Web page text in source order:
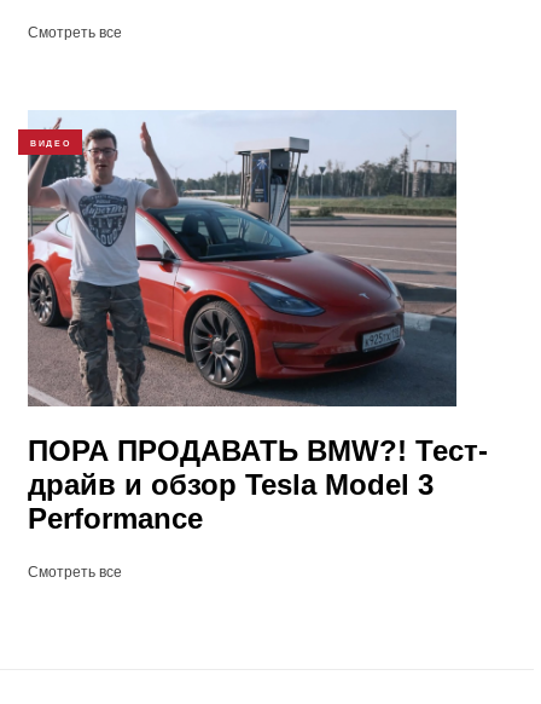
Смотреть все
ВИДЕО
ПОРА ПРОДАВАТЬ BMW?! Тест-
драйв и обзор Tesla Model 3
Performance
Смотреть все